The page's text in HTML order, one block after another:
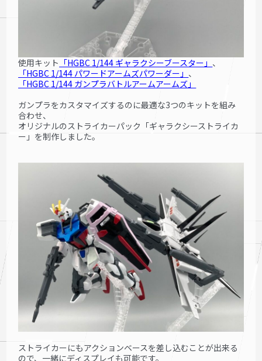
使用キット 「HGBC 1/144 ギャラクシーブースター」 、
「HGBC 1/144 パワー ドアームズパワーダー」 、
「HGBC 1/144 ガンプラバトルアームアームズ」
ガンプラをカスタマイズするのに最適な3つのキットを組み
合わせ、
オリジナルのストライカーパック「ギャラクシーストライカ
ー」を制作しました。
ストライカーにもアクションベースを差し込むことが出来る
ので、一緒にディスプレイも可能です。